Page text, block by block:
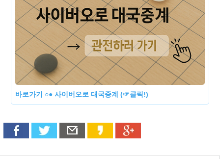
바로가기 ○● 사이버오로 대국중계 (☞클릭!)